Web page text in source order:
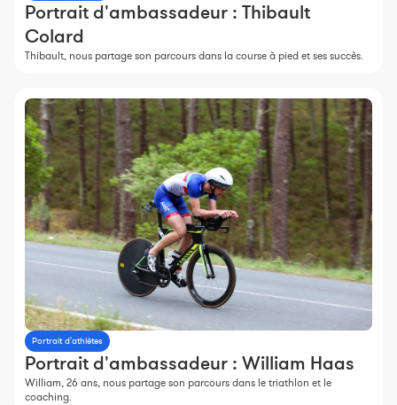
Portrait d'ambassadeur : Thibault
Colard
Thibault, nous partage son parcours dans la course à pied et ses succès.
Portrait d'athlètes
Portrait d'ambassadeur : William Haas
William, 26 ans, nous partage son parcours dans le triathlon et le
coaching.